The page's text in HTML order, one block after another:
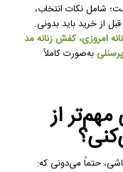
شامل نکات انتخاب،
از خرید باید بدونی.
امروزی، کفش زنانه مد
به‌صورت کاملاً
از
حتماً می‌دونی که: